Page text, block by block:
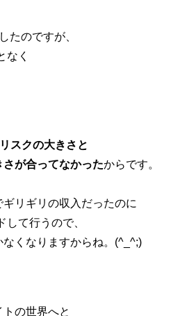
たのですが、
なく
スクの大きさと
が合ってなかったからです。
リギリの収入だったのに
して行うので、
くなりますからね。(^_^;)
の世界へと